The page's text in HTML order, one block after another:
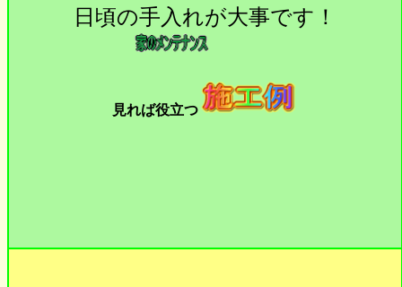
日頃の手入れが大事です！
見れば役立つ